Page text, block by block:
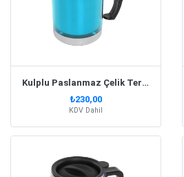
Kulplu Paslanmaz Çelik Termos Kupa 330 Ml – Turkuaz
₺230,00
KDV Dahil